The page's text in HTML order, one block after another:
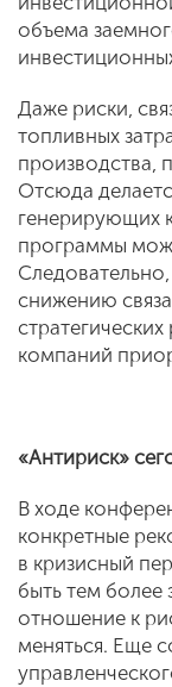
объема
Даже риски,
топливных
производства,
Отсюда
генерирующих
программы
снижению
компаний
«Антириск»
В ходе
конкретные
в кризисный
быть тем более
отношение к
меняться. Еще